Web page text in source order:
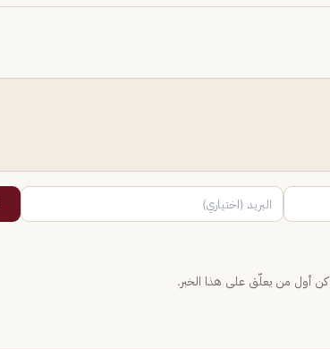
كن أول من يعلّق على هذا الخبر.